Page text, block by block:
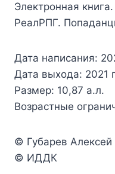
Электронная
РеалРПГ.
Дата написания:
Дата выхода: 2021
Размер: 10,87 а.л.
Возрастные
© Губарев Алексей
© ИДДК